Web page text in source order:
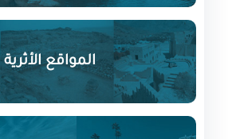
المواقع الأثرية